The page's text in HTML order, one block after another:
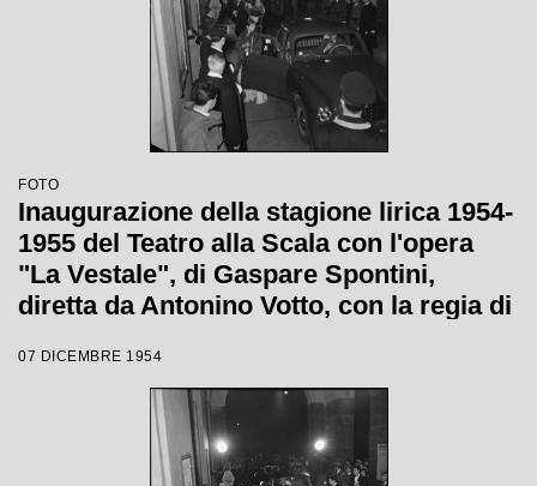
FOTO
Inaugurazione della stagione lirica 1954-
1955 del Teatro alla Scala con l'opera
"La Vestale", di Gaspare Spontini,
diretta da Antonino Votto, con la regia di
07 DICEMBRE 1954